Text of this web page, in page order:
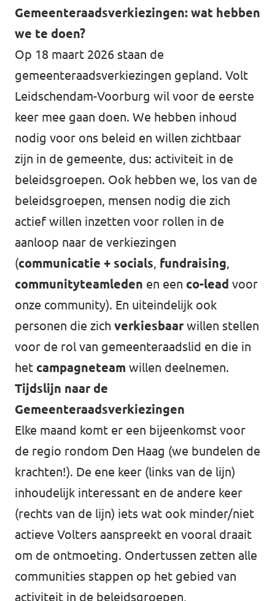
Gemeenteraadsverkiezingen: wat hebben
we te doen?
Op 18 maart 2026 staan de
gemeenteraadsverkiezingen gepland. Volt
Leidschendam-Voorburg wil voor de eerste
keer mee gaan doen. We hebben inhoud
nodig voor ons beleid en willen zichtbaar
zijn in de gemeente, dus: activiteit in de
beleidsgroepen. Ook hebben we, los van de
beleidsgroepen, mensen nodig die zich
actief willen inzetten voor rollen in de
aanloop naar de verkiezingen
(communicatie + socials, fundraising,
communityteamleden en een co-lead voor
onze community). En uiteindelijk ook
personen die zich verkiesbaarwillen stellen
voor de rol van gemeenteraadslid en die in
het campagneteam willen deelnemen.
Tijdslijn naar de
Gemeenteraadsverkiezingen
Elke maand komt er een bijeenkomst voor
de regio rondom Den Haag (we bundelen de
krachten!). De ene keer (links van de lijn)
inhoudelijk interessant en de andere keer
(rechts van de lijn) iets wat ook minder/niet
actieve Volters aanspreekt en vooral draait
om de ontmoeting. Ondertussen zetten alle
communities stappen op het gebied van
activiteit in de beleidsgroepen,